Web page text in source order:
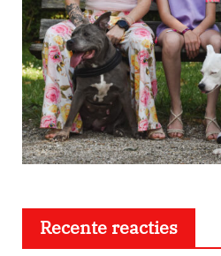
Recente reacties